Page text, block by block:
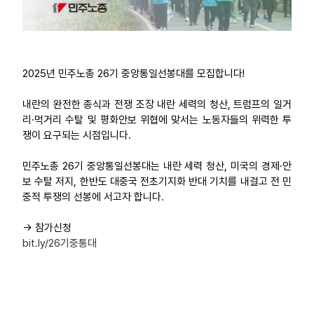
2025년 민주노총 26기 중앙통일선봉대를 모집합니다!
내란의 완전한 종식과 전쟁 조장 내란 세력의 청산, 트럼프의 일거
리·먹거리 수탈 및 평화안보 위협에 맞서는 노동자들의 위력한 투
쟁이 요구되는 시점입니다.
민주노총 26기 중앙통일선봉대는 내란 세력 청산, 미국의 경제·안
보 수탈 저지, 한반도 대중국 전초기지화 반대 기치를 내걸고 전 민
중적 투쟁의 선봉에 서고자 합니다.
-> 참가신청
bit.ly/26기중통대